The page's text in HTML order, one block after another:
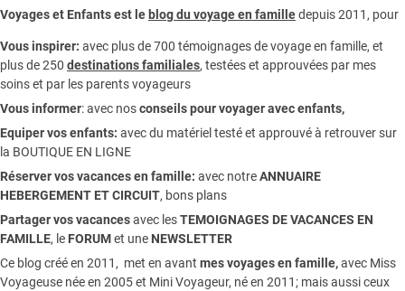
Voyages et Enfants est le blog du voyage en familledepuis 2011, pour
Vous inspirer: avec plus de 700 témoignages devoyage en famille, et
plus de 250 destinations familiales, testées et approuvées par mes
soins et par les parents voyageurs
Vous informer:avec nosconseils pour voyager avec enfants,
Equiper vos enfants: avec du matériel testé et approuvé à retrouver sur
la BOUTIQUE EN LIGNE
Réserver vos vacances en famille: avec notreANNUAIRE
HEBERGEMENT ET CIRCUIT, bons plans
Partager vos vacancesavec lesTEMOIGNAGES DE VACANCES EN
FAMILLE, le FORUMet une NEWSLETTER
Ce blog créé en 2011, met en avant mes voyages en famille,avec Miss
Voyageuse née en 2005 et Mini Voyageur, né en 2011; mais aussi ceux